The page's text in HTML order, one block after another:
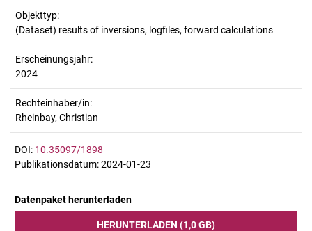
Objekttyp:
(Dataset) results of inversions, logfiles, forward calculations
Erscheinungsjahr:
2024
Rechteinhaber/in:
Rheinbay, Christian
DOI: 10.35097/1898
Publikationsdatum: 2024-01-23
Datenpaket herunterladen
HERUNTERLADEN (1,0 GB)